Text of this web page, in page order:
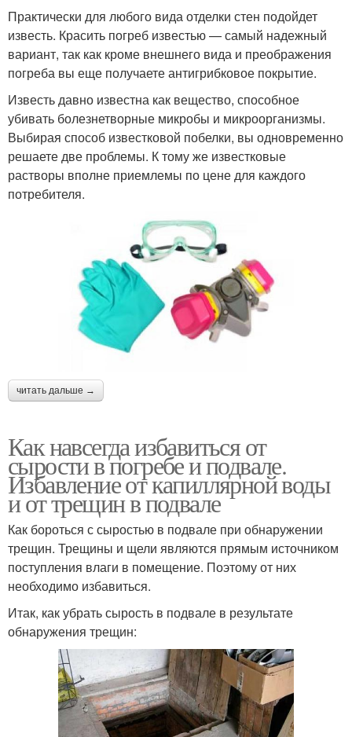
Практически для любого вида отделки стен подойдет
известь. Красить погреб известью — самый надежный
вариант, так как кроме внешнего вида и преображения
погреба вы еще получаете антигрибковое покрытие.
Известь давно известна как вещество, способное
убивать болезнетворные микробы и микроорганизмы.
Выбирая способ известковой побелки, вы одновременно
решаете две проблемы. К тому же известковые
растворы вполне приемлемы по цене для каждого
потребителя.
читать дальше →
Как навсегда избавиться от
сырости в погребе и подвале.
Избавление от капиллярной воды
и от трещин в подвале
Как бороться с сыростью в подвале при обнаружении
трещин. Трещины и щели являются прямым источником
поступления влаги в помещение. Поэтому от них
необходимо избавиться.
Итак, как убрать сырость в подвале в результате
обнаружения трещин: